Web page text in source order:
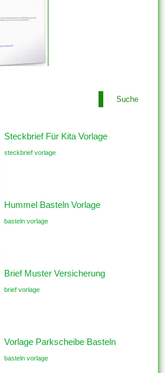
Suche
Steckbrief Für Kita Vorlage
steckbrief vorlage
Hummel Basteln Vorlage
basteln vorlage
Brief Muster Versicherung
brief vorlage
Vorlage Parkscheibe Basteln
basteln vorlage